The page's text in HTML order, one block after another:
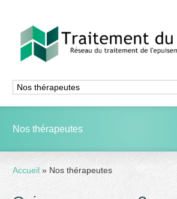
Nos thérapeutes
Accueil » Nos thérapeutes